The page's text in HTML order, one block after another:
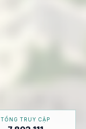
TỔNG TRUY CẬP